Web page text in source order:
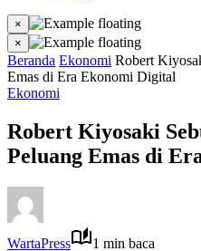
×
×
Beranda Ekonomi Robert
Emas di Era Ekonomi Digital
Ekonomi
Robert Kiyosaki
Peluang Emas di
WartaPress
1 min baca